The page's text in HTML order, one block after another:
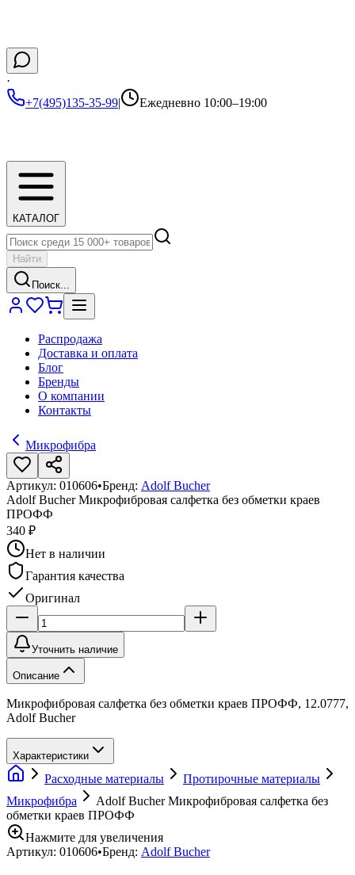
·
+7(495)135-35-99| Ежедневно 10:00–19:00
КАТАЛОГ
Найти
Поиск...
Распродажа
Доставка и оплата
Блог
Бренды
О компании
Контакты
Микрофибра
Артикул: 010606•Бренд: Adolf Bucher
Adolf Bucher Микрофибровая салфетка без обметки краев
ПРОФФ
340 ₽
Нет в наличии
Гарантия качества
Оригинал
Уточнить наличие
Описание
Микрофибровая салфетка без обметки краев ПРОФФ, 12.0777,
Adolf Bucher
Характеристики
Расходные материалы
Протирочные материалы
Микрофибра
Adolf Bucher Микрофибровая салфетка без
обметки краев ПРОФФ
Нажмите для увеличения
Артикул: 010606•Бренд: Adolf Bucher